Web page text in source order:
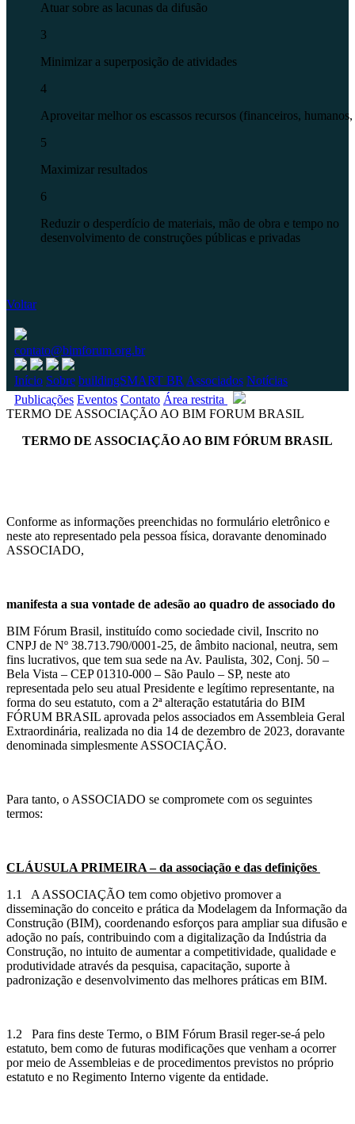
Atuar sobre as lacunas da difusão
3
Minimizar a superposição de atividades
4
Aproveitar melhor os escassos recursos (financeiros,
5
Maximizar resultados
6
Reduzir o desperdício de materiais, mão de obra e tempo no
desenvolvimento de construções públicas e privadas
Voltar
contato@bimforum.org.br
Início Sobre buildingSMART BR Associados Notícias
Publicações Eventos Contato Área restrita
TERMO DE ASSOCIAÇÃO AO BIM FORUM BRASIL
TERMO DE ASSOCIAÇÃO AO BIM FÓRUM BRASIL
Conforme as informações preenchidas no formulário eletrônico e
neste ato representado pela pessoa física, doravante denominado
ASSOCIADO,
manifesta a sua vontade de adesão ao quadro de associado do
BIM Fórum Brasil, instituído como sociedade civil, Inscrito no
CNPJ de Nº 38.713.790/0001-25, de âmbito nacional, neutra, sem
fins lucrativos, que tem sua sede na Av. Paulista, 302, Conj. 50 –
Bela Vista – CEP 01310-000 – São Paulo – SP, neste ato
representada pelo seu atual Presidente e legítimo representante, na
forma do seu estatuto, com a 2ª alteração estatutária do BIM
FÓRUM BRASIL aprovada pelos associados em Assembleia Geral
Extraordinária, realizada no dia 14 de dezembro de 2023, doravante
denominada simplesmente ASSOCIAÇÃO.
Para tanto, o ASSOCIADO se compromete com os seguintes
termos:
CLÁUSULA PRIMEIRA – da associação e das definições
1.1 A ASSOCIAÇÃO tem como objetivo promover a
disseminação do conceito e prática da Modelagem da Informação da
Construção (BIM), coordenando esforços para ampliar sua difusão e
adoção no país, contribuindo com a digitalização da Indústria da
Construção, no intuito de aumentar a competitividade, qualidade e
produtividade através da pesquisa, capacitação, suporte à
padronização e desenvolvimento das melhores práticas em BIM.
1.2 Para fins deste Termo, o BIM Fórum Brasil reger-se-á pelo
estatuto, bem como de futuras modificações que venham a ocorrer
por meio de Assembleias e de procedimentos previstos no próprio
estatuto e no Regimento Interno vigente da entidade.